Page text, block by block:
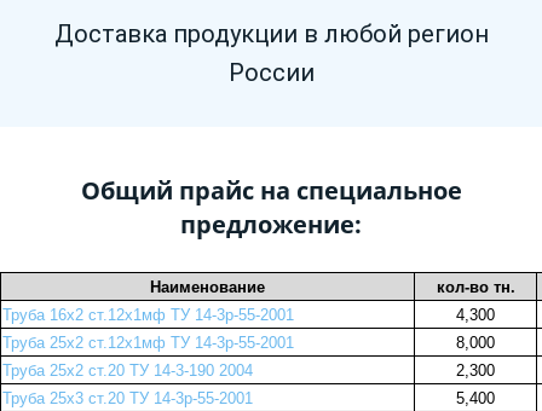
Доставка продукции в любой регион
России
Общий прайс на специальное
предложение:
Наименование
кол-во тн.
Труба 16х2 ст.12х1мф ТУ 14-3р-55-2001
4,300
Труба 25х2 ст.12х1мф ТУ 14-3р-55-2001
8,000
Труба 25х2 ст.20 ТУ 14-3-190 2004
2,300
Труба 25х3 ст.20 ТУ 14-3р-55-2001
5,400